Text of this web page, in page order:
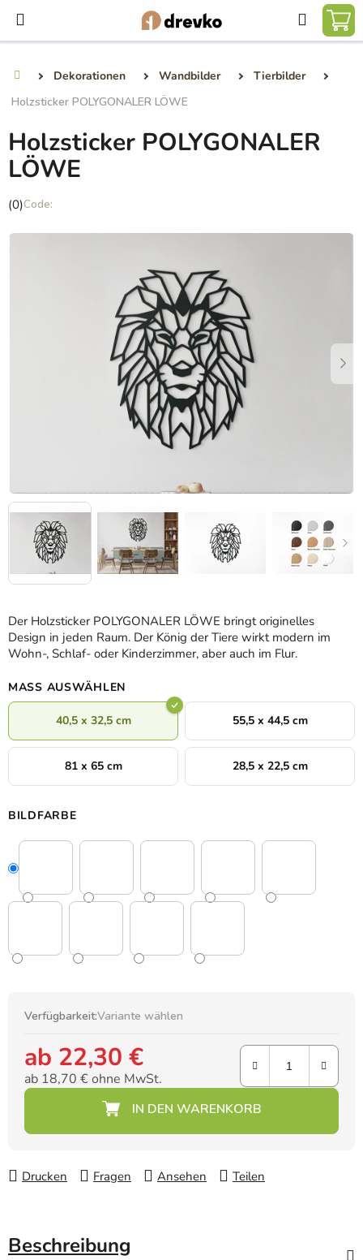
Inhalt
springen
Suchen
Dekorationen Wandbilder
Tierbilder
Holzsticker POLYGONALER LÖWE
Der Holzsticker POLYGONALER LÖWE bringt originelles
Design in jeden Raum. Der König der Tiere wirkt modern im
Wohn-, Schlaf- oder Kinderzimmer, aber auch im Flur.
MASS AUSWÄHLEN
40,5 x 32,5 cm 55,5 x 44,5 cm
81 x 65 cm 28,5 x 22,5 cm
BILDFARBE
Verfügbarkeit:Variante wählen
ab 22,30 €
ab 18,70 €ohne MwSt.
Drucken Fragen Ansehen Teilen
Holzsticker POLYGONALER
LÖWE
Die
Produktbewertung
(0)
Beschreibung